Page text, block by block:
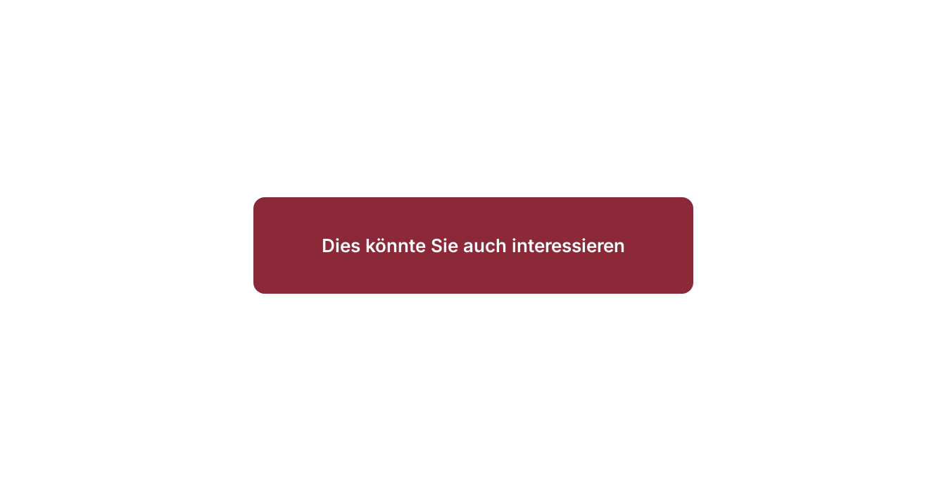
Dies könnte Sie auch interessieren